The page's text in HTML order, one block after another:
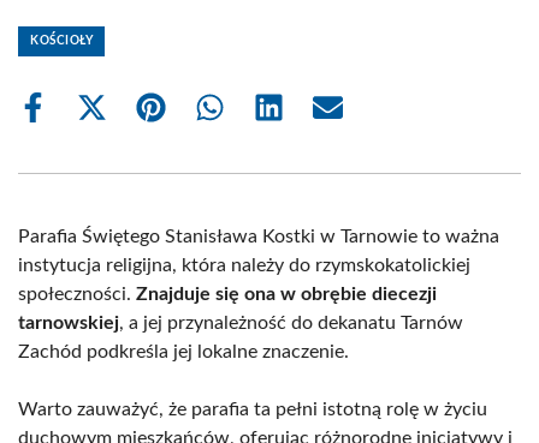
KOŚCIOŁY
Share
Share
(Twitter)
Share Share Share Share
Parafia Świętego Stanisława Kostki w Tarnowie to ważna
instytucja religijna, która należy do rzymskokatolickiej
społeczności. Znajduje się ona w obrębie diecezji
tarnowskiej, a jej przynależność do dekanatu Tarnów
Zachód podkreśla jej lokalne znaczenie.
Warto zauważyć, że parafia ta pełni istotną rolę w życiu
duchowym mieszkańców, oferując różnorodne inicjatywy i